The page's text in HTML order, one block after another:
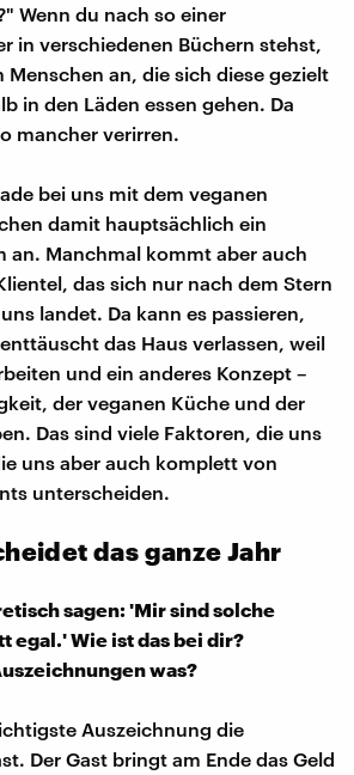
Wenn du nach so einer
in verschiedenen Büchern stehst,
an, die sich diese gezielt
in den Läden essen gehen. Da
mancher verirren.
bei uns mit dem veganen
damit hauptsächlich ein
an. Manchmal kommt aber auch
das sich nur nach dem Stern
landet. Da kann es passieren,
das Haus verlassen, weil
und ein anderes Konzept –
der veganen Küche und der
Das sind viele Faktoren, die uns
uns aber auch komplett von
unterscheiden.
das ganze Jahr
sagen: 'Mir sind solche
egal.' Wie ist das bei dir?
was?
Auszeichnung die
Der Gast bringt am Ende das Geld